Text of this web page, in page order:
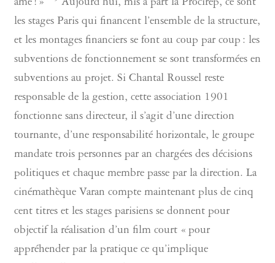
âme ! »
Aujourd’hui, mis à part la Procirep, ce sont
les stages Paris qui financent l’ensemble de la structure,
et les montages financiers se font au coup par coup : les
subventions de fonctionnement se sont transformées en
subventions au projet. Si Chantal Roussel reste
responsable de la gestion, cette association 1901
fonctionne sans directeur, il s’agit d’une direction
tournante, d’une responsabilité horizontale, le groupe
mandate trois personnes par an chargées des décisions
politiques et chaque membre passe par la direction. La
cinémathèque Varan compte maintenant plus de cinq
cent titres et les stages parisiens se donnent pour
objectif la réalisation d’un film court « pour
appréhender par la pratique ce qu’implique